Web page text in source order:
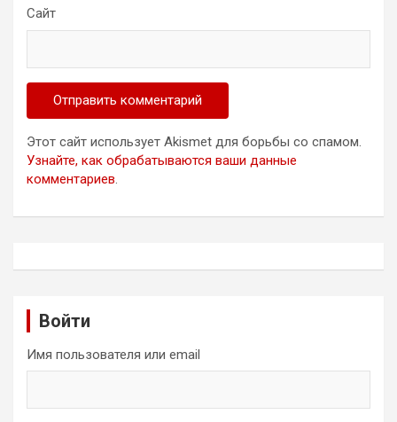
Сайт
Этот сайт использует Akismet для борьбы со спамом.
Узнайте, как обрабатываются ваши данные
комментариев.
Войти
Имя пользователя или email